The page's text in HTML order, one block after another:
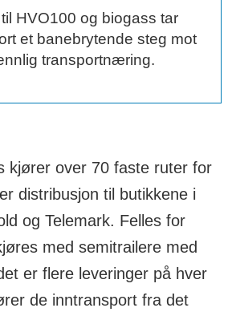
HVO100 og biogass tar
et banebrytende steg mot
transportnæring.
kjører over 70 faste ruter for
distribusjon til butikkene i
og Telemark. Felles for
med semitrailere med
er flere leveringer på hver
de inntransport fra det